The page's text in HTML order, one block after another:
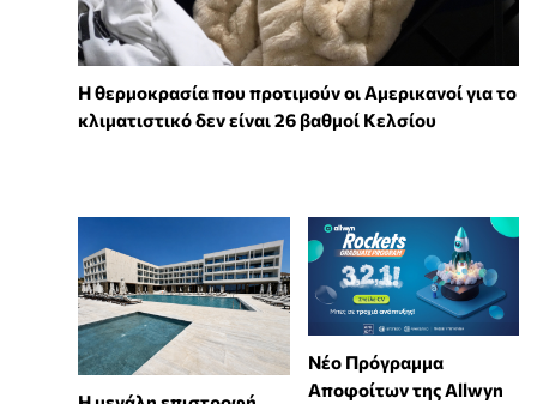
Η θερμοκρασία που προτιμούν οι Αμερικανοί για το
κλιματιστικό δεν είναι 26 βαθμοί Κελσίου
Νέο Πρόγραμμα
Αποφοίτων της Allwyn